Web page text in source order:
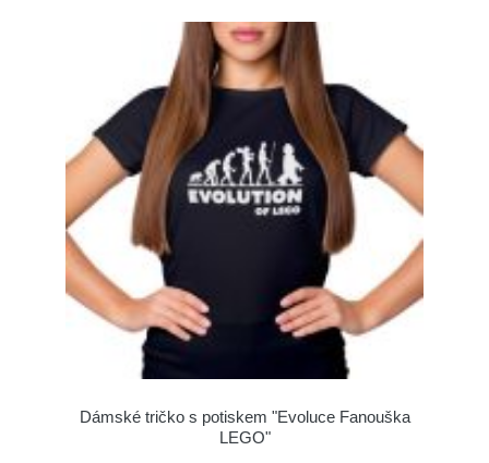
Dámské tričko s potiskem "Evoluce Fanouška
LEGO"